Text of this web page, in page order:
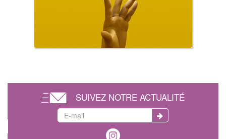
SUIVEZ NOTRE ACTUALITÉ